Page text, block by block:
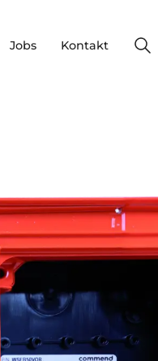
Jobs Kontakt